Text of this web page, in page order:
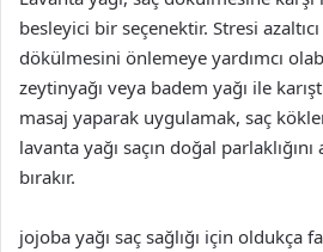
besleyici bir seçenektir. Stresi
dökülmesini önlemeye yardımcı
zeytinyağı veya badem yağı ile
masaj yaparak uygulamak, saç
lavanta yağı saçın doğal
bırakır.
jojoba yağı saç sağlığı için oldukça